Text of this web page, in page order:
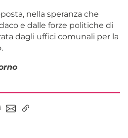
nella speranza che
e dalle forze politiche di
dagli uffici comunali per la